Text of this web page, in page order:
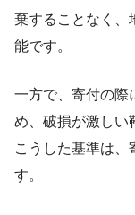
棄することなく、
能です。
一方で、寄付の際
め、破損が激しい
こうした基準は、
す。